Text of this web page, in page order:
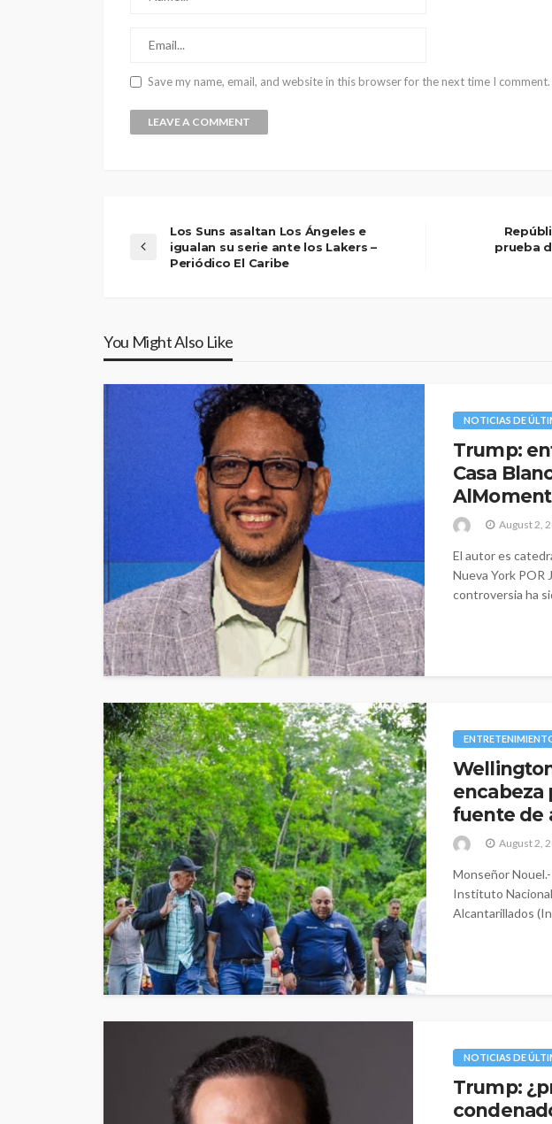
Save my name, email, and website in this browser for the next time I comment.
Los Suns asaltan Los Ángeles e
igualan su serie ante los Lakers –
Periódico El Caribe
prueba
You Might Also Like
NOTICIAS DE
Trump:
Casa
August 2,
El autor es
Nueva York POR
controversia ha
encabeza
fuente de
August 2,
Monseñor
Instituto
Alcantarillados
NOTICIAS DE
Trump: